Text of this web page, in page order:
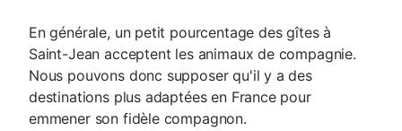
En générale, un petit pourcentage des gîtes à
Saint-Jean acceptent les animaux de compagnie.
Nous pouvons donc supposer qu'il y a des
destinations plus adaptées en France pour
emmener son fidèle compagnon.